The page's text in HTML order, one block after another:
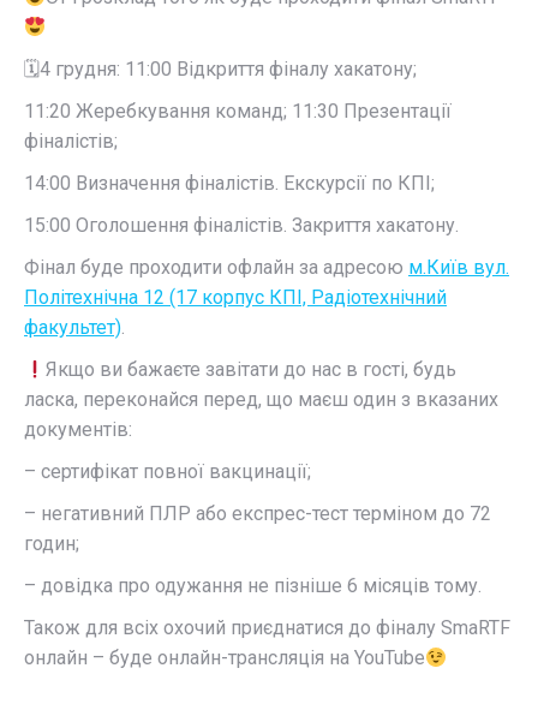
🗓4 грудня: 11:00 Відкриття фіналу хакатону;
11:20 Жеребкування команд; 11:30 Презентації
фіналістів;
14:00 Визначення фіналістів. Екскурсії по КПІ;
15:00 Оголошення фіналістів. Закриття хакатону.
Фінал буде проходити офлайн за адресою м.Київ вул.
Політехнічна 12 (17 корпус КПІ, Радіотехнічний
факультет).
Якщо ви бажаєте завітати до нас в гості, будь
ласка, переконайся перед, що маєш один з вказаних
документів:
– сертифікат повної вакцинації;
– негативний ПЛР або експрес-тест терміном до 72
годин;
– довідка про одужання не пізніше 6 місяців тому.
Також для всіх охочий приєднатися до фіналу SmaRTF
онлайн – буде онлайн-трансляція на YouTube